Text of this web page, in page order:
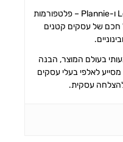
יואב מוביל את Leap ו-Plannie – פלטפורמות
חכם של עסקים קטנים
ובינוניים.
בעולם המוצר, הבנה
מסייע לאלפי בעלי עסקים
עסקית.